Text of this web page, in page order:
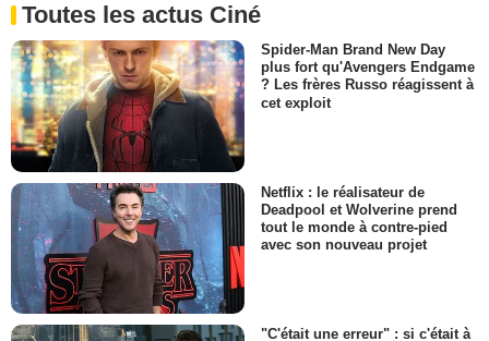
Toutes les actus Ciné
Spider-Man Brand New Day
plus fort qu'Avengers Endgame
? Les frères Russo réagissent à
cet exploit
Netflix : le réalisateur de
Deadpool et Wolverine prend
tout le monde à contre-pied
avec son nouveau projet
"C'était une erreur" : si c'était à